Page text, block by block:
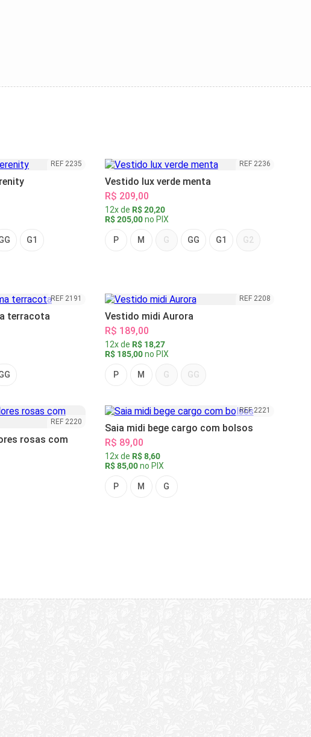
REF 2235
G1
REF 2236
Vestido lux verde menta
R$ 209,00
12x de R$ 20,20
R$ 205,00no PIX
P M G GG G1 G2
REF 2191
terracota
REF 2208
Vestido midi Aurora
R$ 189,00
12x de R$ 18,27
R$ 185,00no PIX
P M G GG
REF 2220
rosas com
REF 2221
Saia midi bege cargo com bolsos
R$ 89,00
12x de R$ 8,60
R$ 85,00no PIX
P M G